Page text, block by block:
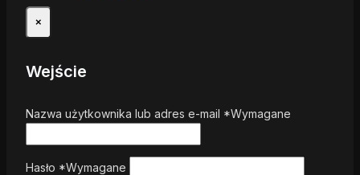
×
Wejście
Nazwa użytkownika lub adres e-mail *Wymagane
Hasło *Wymagane